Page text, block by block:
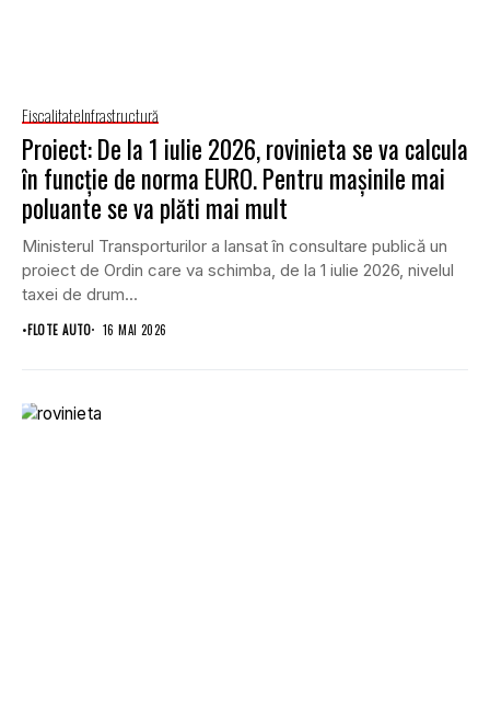
FiscalitateInfrastructură
Proiect: De la 1 iulie 2026, rovinieta se va calcula
în funcție de norma EURO. Pentru mașinile mai
poluante se va plăti mai mult
Ministerul Transporturilor a lansat în consultare publică un
proiect de Ordin care va schimba, de la 1 iulie 2026, nivelul
taxei de drum...
•FLOTE AUTO 16 MAI 2026